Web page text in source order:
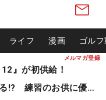
メルマガ登録
ライフ 漫画 ゴル
』が初供給！
憧れのオーガスタも回れる!? 練習のお供に優秀な一品